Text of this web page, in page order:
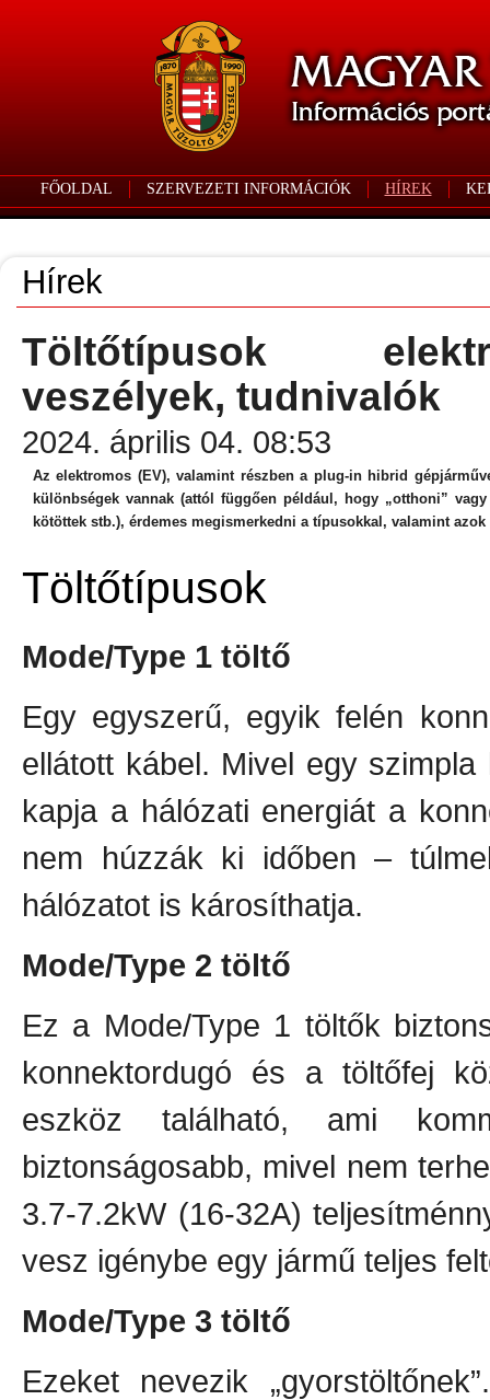
FŐOLDAL SZERVEZETI INFORMÁCIÓK HÍREK
Hírek
Töltőtípusok
veszélyek, tudnivalók
2024. április 04. 08:53
Az elektromos (EV), valamint részben a plug-in hibrid
különbségek vannak (attól függően például, hogy „otthoni”
kötöttek stb.), érdemes megismerkedni a típusokkal, valamint azok
Töltőtípusok
Mode/Type 1 töltő
Egy egyszerű, egyik felén
ellátott kábel. Mivel egy
kapja a hálózati energiát a
nem húzzák ki időben –
hálózatot is károsíthatja.
Mode/Type 2 töltő
Ez a Mode/Type 1 töltők
konnektordugó és a töltőfej
eszköz található, ami
biztonságosabb, mivel nem
3.7-7.2kW (16-32A)
vesz igénybe egy jármű teljes
Mode/Type 3 töltő
Ezeket nevezik